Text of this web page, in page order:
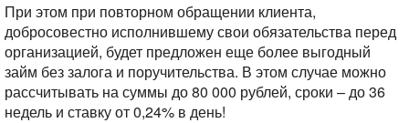
При этом при повторном обращении клиента,
добросовестно исполнившему свои обязательства перед
организацией, будет предложен еще более выгодный
займ без залога и поручительства. В этом случае можно
рассчитывать на суммы до 80 000 рублей, сроки – до 36
недель и ставку от 0,24% в день!